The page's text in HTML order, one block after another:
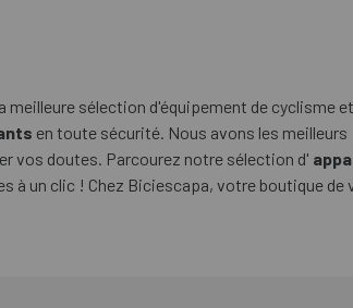
sélection d'équipement de cyclisme
en toute sécurité. Nous avons les meilleurs
vos doutes. Parcourez notre sélection d'
à un clic ! Chez Biciescapa, votre boutique de